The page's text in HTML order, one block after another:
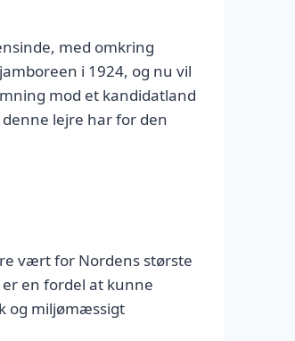
med omkring
i 1924, og nu vil
mod et kandidatland
lejre har for den
vært for Nordens største
en fordel at kunne
og miljømæssigt